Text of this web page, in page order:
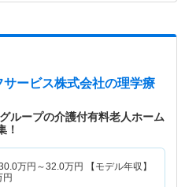
ービス株式会社の理学療
ループの介護付有料老人ホーム
！
万円～32.0万円 【モデル年収】
円